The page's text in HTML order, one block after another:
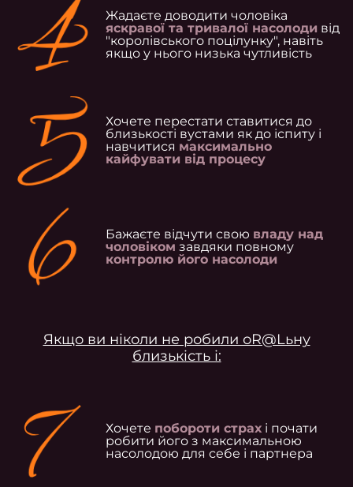
Жадаєте доводити чоловіка
яскравої та тривалої насолоди від
"королівського поцілунку", навіть
якщо у нього низька чутливість
Хочете перестати ставитися до
близькості вустами як до іспиту і
навчитися максимально
кайфувати від процесу
Бажаєте відчути свою владу над
чоловіком завдяки повному
контролю його насолоди
Якщо ви ніколи не робили оR@Lьну
близькість і:
Хочете побороти страх і почати
робити його з максимальною
насолодою для себе і партнера